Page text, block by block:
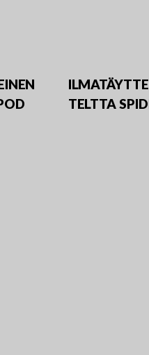
TELTTA